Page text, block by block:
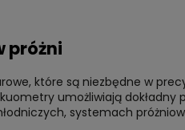
próżni
które są niezbędne w
umożliwiają dokładny
systemach